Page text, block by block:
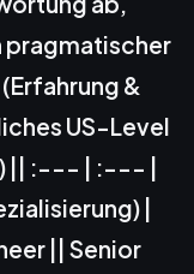
pragmatischer
&
US-Level
|| :--- | :--- |
|
|| Senior